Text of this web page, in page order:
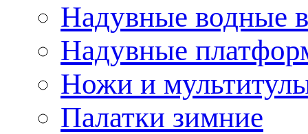
Надувные водные
Надувные
Ножи и
Палатки зимние